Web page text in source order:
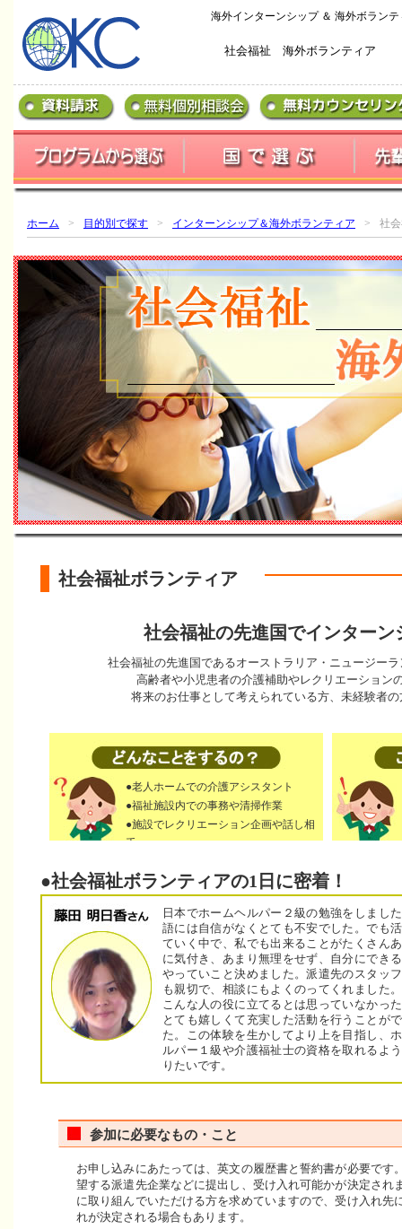
海外インターンシップ ＆ 海外ボラン
社会福祉 海外ボランティア
ホーム > 目的別で探す > インターンシップ＆海外ボランティア > 社
社会福祉ボランティア
社会福祉の先進国でインターン
社会福祉の先進国であるオーストラリア・ニュージー
高齢者や小児患者の介護補助やレクリエーション
将来のお仕事として考えられている方、未経験者
●老人ホームでの介護アシスタント
●福祉施設内での事務や清掃作業
●施設でレクリエーション企画や話し相
手
●社会福祉ボランティアの1日に密着！
日本でホームヘルパー２級の勉強をしまし
語には自信がなくとても不安でした。でも
ていく中で、私でも出来ることがたくさん
に気付き、あまり無理をせず、自分にでき
やっていこと決めました。派遣先のスタッ
も親切で、相談にもよくのってくれました
こんな人の役に立てるとは思っていなかっ
とても嬉しくて充実した活動を行うことが
た。この体験を生かしてより上を目指し、
ルパー１級や介護福祉士の資格を取れるよ
りたいです。
参加に必要なもの・こと
お申し込みにあたっては、英文の履歴書と誓約書が必要です
望する派遣先企業などに提出し、受け入れ可能かが決定され
に取り組んでいただける方を求めていますので、受け入れ先
れが決定される場合もあります。